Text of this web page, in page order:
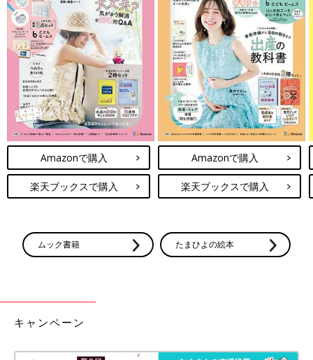
Amazonで購入
楽天ブックスで購入
Amazonで購入
楽天ブックスで購入
ムック書籍 たまひよの絵本
キャンペーン